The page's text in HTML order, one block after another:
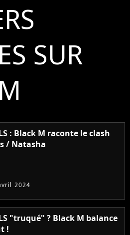
SUR
: Black M raconte le clash
/ Natasha
2024
"truqué" ? Black M balance
!